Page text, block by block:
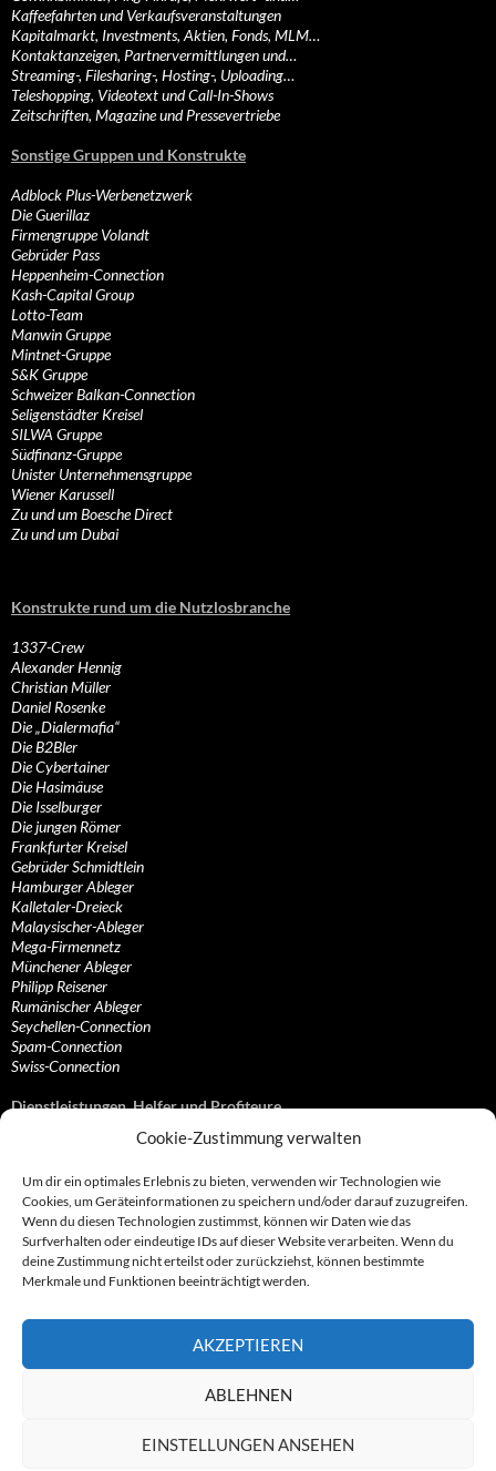
Cookie-Zustimmung verwalten
Um dir ein optimales Erlebnis zu bieten, verwenden wir Technologien wie
Cookies, um Geräteinformationen zu speichern und/oder darauf zuzugreifen.
Wenn du diesen Technologien zustimmst, können wir Daten wie das
Surfverhalten oder eindeutige IDs auf dieser Website verarbeiten. Wenn du
deine Zustimmung nicht erteilst oder zurückziehst, können bestimmte
Merkmale und Funktionen beeinträchtigt werden.
AKZEPTIEREN
ABLEHNEN
EINSTELLUNGEN ANSEHEN
Kaffeefahrten und Verkaufsveranstaltungen
Kapitalmarkt, Investments, Aktien, Fonds, MLM…
Kontaktanzeigen, Partnervermittlungen und…
Streaming-, Filesharing-, Hosting-, Uploading…
Teleshopping, Videotext und Call-In-Shows
Zeitschriften, Magazine und Pressevertriebe
Sonstige Gruppen und Konstrukte
Adblock Plus-Werbenetzwerk
Die Guerillaz
Firmengruppe Volandt
Gebrüder Pass
Heppenheim-Connection
Kash-Capital Group
Lotto-Team
Manwin Gruppe
Mintnet-Gruppe
S&K Gruppe
Schweizer Balkan-Connection
Seligenstädter Kreisel
SILWA Gruppe
Südfinanz-Gruppe
Unister Unternehmensgruppe
Wiener Karussell
Zu und um Boesche Direct
Zu und um Dubai
Konstrukte rund um die Nutzlosbranche
1337-Crew
Alexander Hennig
Christian Müller
Daniel Rosenke
Die „Dialermafia“
Die B2Bler
Die Cybertainer
Die Hasimäuse
Die Isselburger
Die jungen Römer
Frankfurter Kreisel
Gebrüder Schmidtlein
Hamburger Ableger
Kalletaler-Dreieck
Malaysischer-Ableger
Mega-Firmennetz
Münchener Ableger
Philipp Reisener
Rumänischer Ableger
Seychellen-Connection
Spam-Connection
Swiss-Connection
Dienstleistungen, Helfer und Profiteure
Anonymisierungsdienste, VPN- und Web-Proxy…
Bezahlsysteme, Finanzdienstleister und…
Bürodienstleister, Firmengründer- und/oder…
Datenhändler, Adressbroker und zielgerichtetes…
Hosting, Routing, Provider, Domain-, Web- und…
Inkasso, Forderungsmanagement und eintreibende…
Spieleanbieter, Online- und Browsergames
Partnerprogramme, Vertriebskanäle- und…
Telekommunikationsdienstleister, Internet…
Vereine, Verbände, Vereinigungen und Lobbyisten
Web-Rotlichtbezirk, Erotik- und XXX-Anbieter
Sonstige Dienstleister, Profiteure und Kooperationen